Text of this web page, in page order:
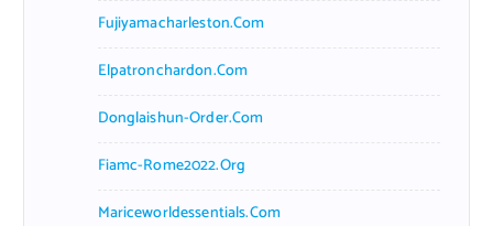
Fujiyamacharleston.com
Elpatronchardon.com
Donglaishun-Order.com
Fiamc-Rome2022.org
Mariceworldessentials.com